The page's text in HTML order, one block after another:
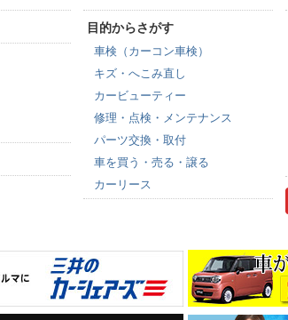
目的からさがす
車検（カーコン車検）
キズ・へこみ直し
カービューティー
修理・点検・メンテナンス
パーツ交換・取付
車を買う・売る・譲る
カーリース